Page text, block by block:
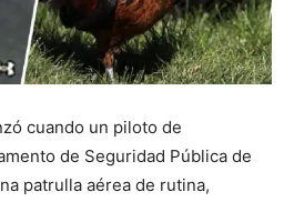
cuando un piloto de
de Seguridad Pública de
patrulla aérea de rutina,